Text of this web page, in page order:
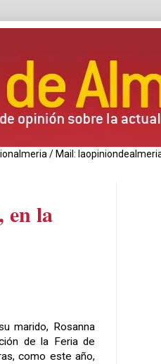
/ Mail:
en la
marido, Rosanna
de la Feria de
como este año,